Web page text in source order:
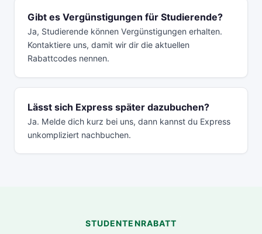
Gibt es Vergünstigungen für Studierende?
Ja, Studierende können Vergünstigungen erhalten.
Kontaktiere uns, damit wir dir die aktuellen
Rabattcodes nennen.
Lässt sich Express später dazubuchen?
Ja. Melde dich kurz bei uns, dann kannst du Express
unkompliziert nachbuchen.
STUDENTENRABATT